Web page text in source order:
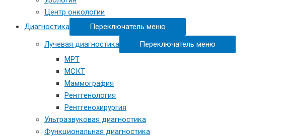
Центр онкологии
Диагностика
Переключатель меню
Лучевая диагностика
Переключатель меню
МРТ
МСКТ
Маммография
Рентгенология
Рентгенохирургия
Ультразвуковая диагностика
Функциональная диагностика